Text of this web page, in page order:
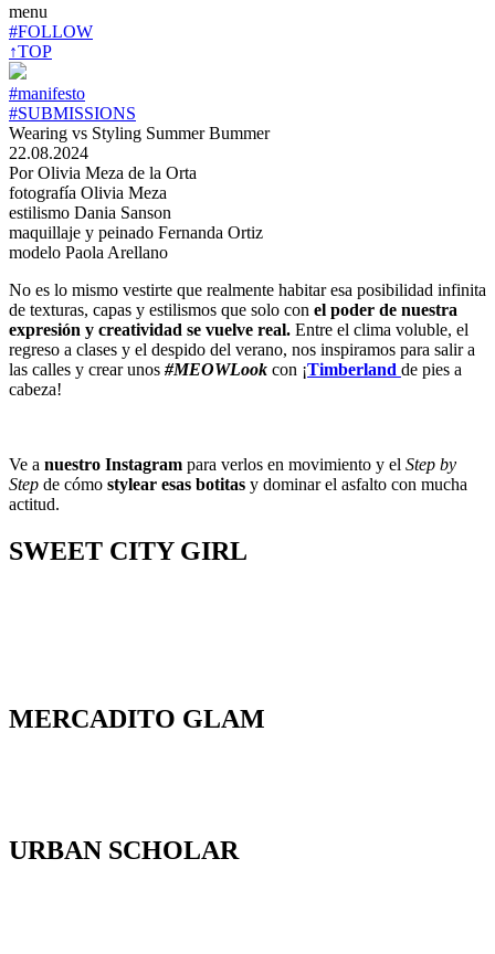
menu
#FOLLOW
↑TOP
#manifesto
#SUBMISSIONS
Wearing vs Styling Summer Bummer
22.08.2024
Por Olivia Meza de la Orta
fotografía Olivia Meza
estilismo Dania Sanson
maquillaje y peinado Fernanda Ortiz
modelo Paola Arellano
No es lo mismo vestirte que realmente habitar esa posibilidad infinita
de texturas, capas y estilismos que solo con el poder de nuestra
expresión y creatividad se vuelve real. Entre el clima voluble, el
regreso a clases y el despido del verano, nos inspiramos para salir a
las calles y crear unos #MEOWLook con ¡Timberland de pies a
cabeza!
Ve a nuestro Instagram para verlos en movimiento y el Step by
Step de cómo stylear esas botitas y dominar el asfalto con mucha
actitud.
SWEET CITY GIRL
MERCADITO GLAM
URBAN SCHOLAR